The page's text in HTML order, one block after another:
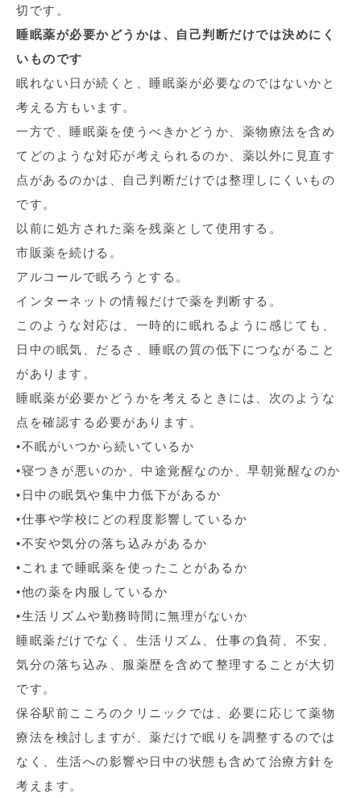
切です。
睡眠薬が必要かどうかは、自己判断だけでは決めにく
いものです
眠れない日が続くと、睡眠薬が必要なのではないかと
考える方もいます。
一方で、睡眠薬を使うべきかどうか、薬物療法を含め
てどのような対応が考えられるのか、薬以外に見直す
点があるのかは、自己判断だけでは整理しにくいもの
です。
以前に処方された薬を残薬として使用する。
市販薬を続ける。
アルコールで眠ろうとする。
インターネットの情報だけで薬を判断する。
このような対応は、一時的に眠れるように感じても、
日中の眠気、だるさ、睡眠の質の低下につながること
があります。
睡眠薬が必要かどうかを考えるときには、次のような
点を確認する必要があります。
•不眠がいつから続いているか
•寝つきが悪いのか、中途覚醒なのか、早朝覚醒なのか
•日中の眠気や集中力低下があるか
•仕事や学校にどの程度影響しているか
•不安や気分の落ち込みがあるか
•これまで睡眠薬を使ったことがあるか
•他の薬を内服しているか
•生活リズムや勤務時間に無理がないか
睡眠薬だけでなく、生活リズム、仕事の負荷、不安、
気分の落ち込み、服薬歴を含めて整理することが大切
です。
保谷駅前こころのクリニックでは、必要に応じて薬物
療法を検討しますが、薬だけで眠りを調整するのでは
なく、生活への影響や日中の状態も含めて治療方針を
考えます。